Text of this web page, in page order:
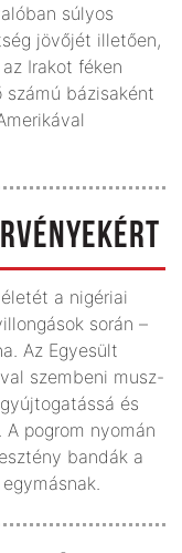
súlyos
jövőjét illetően,
Irakot féken
bázisaként
a nigériai
során –
Az Egyesült
szembeni musz-
és
pogrom nyomán
bandák a